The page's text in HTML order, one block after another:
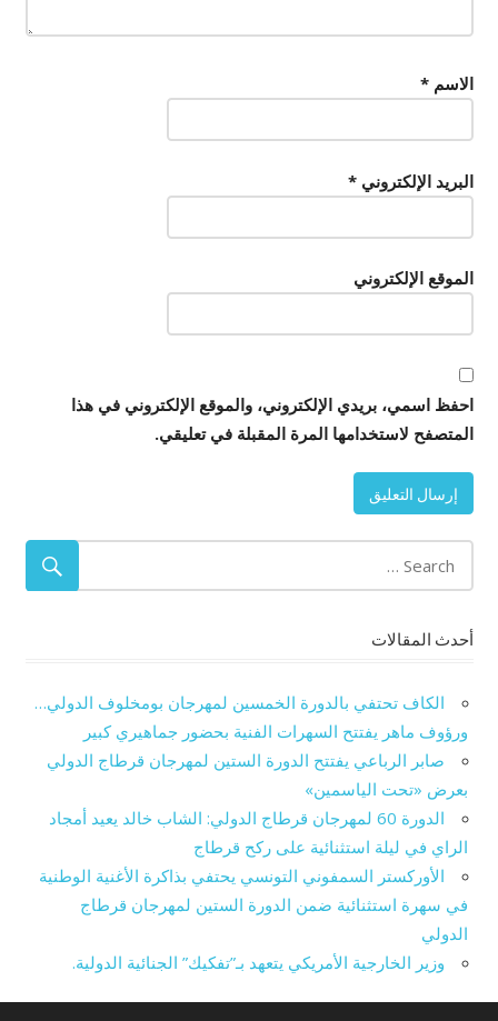
الاسم*
البريد الإلكتروني*
الموقع الإلكتروني
احفظ اسمي، بريدي الإلكتروني، والموقع الإلكتروني في هذا
المتصفح لاستخدامها المرة المقبلة في تعليقي.
أحدث المقالات
الكاف تحتفي بالدورة الخمسين لمهرجان بومخلوف الدولي…
ورؤوف ماهر يفتتح السهرات الفنية بحضور جماهيري كبير
صابر الرباعي يفتتح الدورة الستين لمهرجان قرطاج الدولي
بعرض «تحت الياسمين»
الدورة 60 لمهرجان قرطاج الدولي: الشاب خالد يعيد أمجاد
الراي في ليلة استثنائية على ركح قرطاج
الأوركستر السمفوني التونسي يحتفي بذاكرة الأغنية الوطنية
في سهرة استثنائية ضمن الدورة الستين لمهرجان قرطاج
الدولي
وزير الخارجية الأمريكي يتعهد بـ”تفكيك” الجنائية الدولية.